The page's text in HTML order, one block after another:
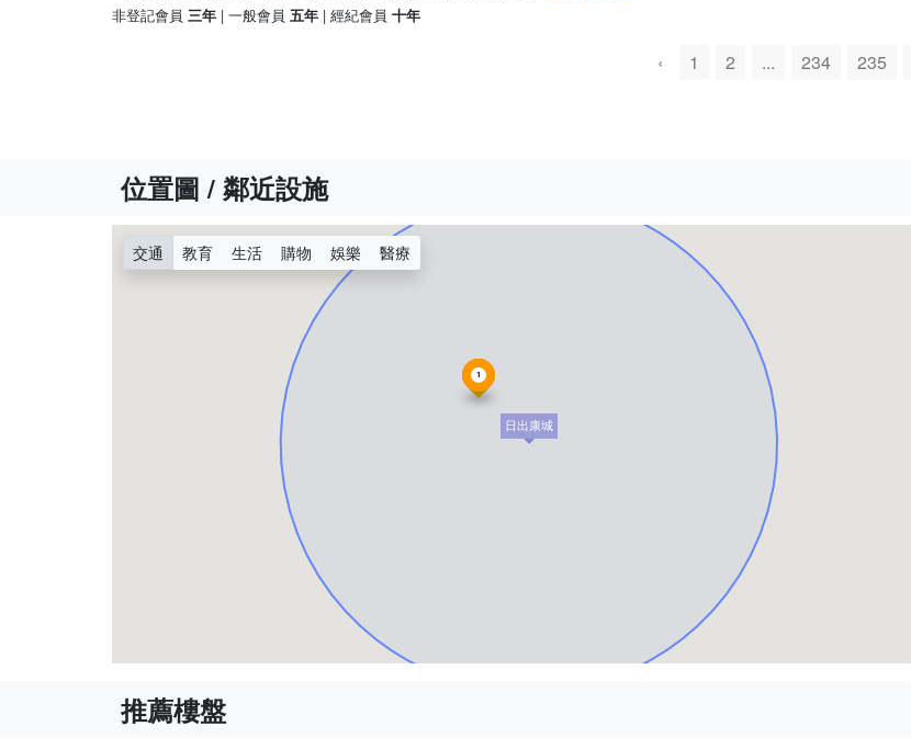
非登記會員 三年 | 一般會員 五年 | 經紀會員 十年
‹ 1 2 ... 234 235
位置圖 / 鄰近設施
日出康城
1
交通 教育 生活 購物 娛樂 醫療
推薦樓盤